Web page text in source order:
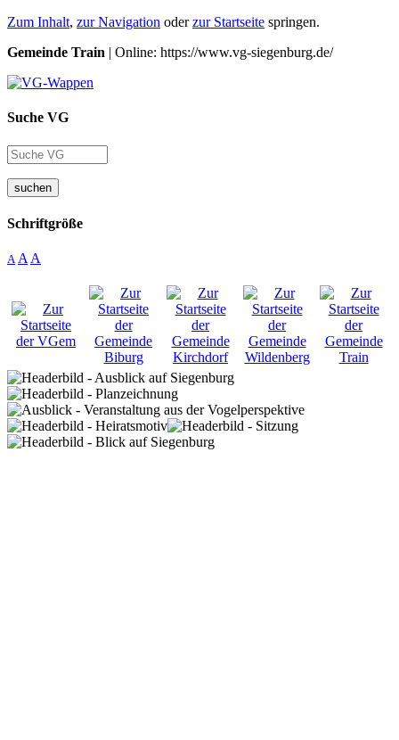
Zum Inhalt, zur Navigation oderzur Startseite springen.
Gemeinde Train | Online: https://www.vg-siegenburg.de/
Suche VG
suchen
Schriftgröße
A A A